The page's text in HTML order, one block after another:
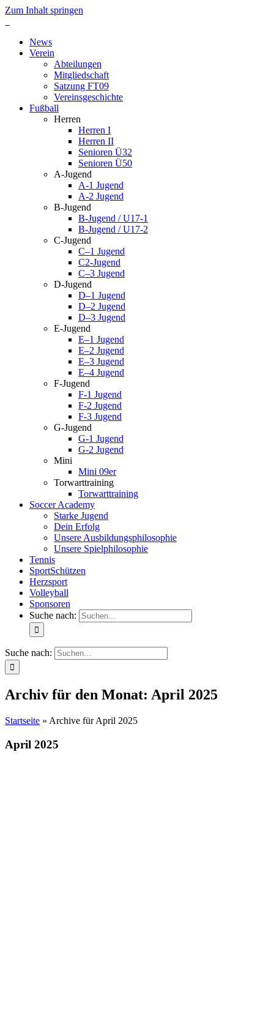
Zum Inhalt springen
News
Verein
Abteilungen
Mitgliedschaft
Satzung FT09
Vereinsgeschichte
Fußball
Herren
Herren I
Herren II
Senioren Ü32
Senioren Ü50
A-Jugend
A-1 Jugend
A-2 Jugend
B-Jugend
B-Jugend / U17-1
B-Jugend / U17-2
C-Jugend
C–1 Jugend
C2-Jugend
C–3 Jugend
D-Jugend
D–1 Jugend
D–2 Jugend
D–3 Jugend
E-Jugend
E–1 Jugend
E–2 Jugend
E–3 Jugend
E–4 Jugend
F-Jugend
F-1 Jugend
F-2 Jugend
F-3 Jugend
G-Jugend
G-1 Jugend
G-2 Jugend
Mini
Mini 09er
Torwarttraining
Torwarttraining
Soccer Academy
Starke Jugend
Dein Erfolg
Unsere Ausbildungsphilosophie
Unsere Spielphilosophie
Tennis
SportSchützen
Herzsport
Volleyball
Sponsoren
Suche nach:
Suche nach:
Archiv für den Monat: April 2025
Startseite » Archive für April 2025
April 2025